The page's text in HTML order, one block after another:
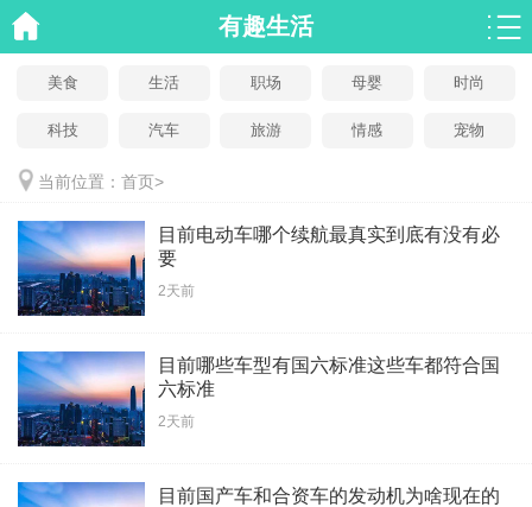
有趣生活
美食 生活 职场 母婴 时尚
科技 汽车 旅游 情感 宠物
当前位置： 首页>
目前电动车哪个续航最真实到底有没有必
要
2天前
目前哪些车型有国六标准这些车都符合国
六标准
2天前
目前国产车和合资车的发动机为啥现在的